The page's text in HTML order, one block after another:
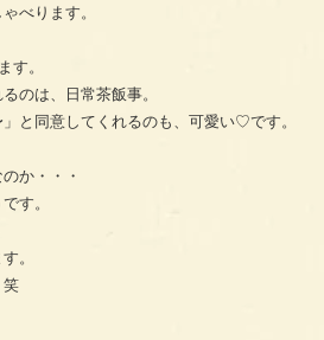
べります。
す。
のは、日常茶飯事。
」と同意してくれるのも、可愛い♡です。
か・・・
す。
。